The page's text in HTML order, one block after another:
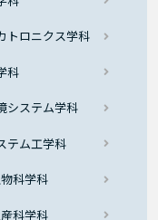
ロニクス学科
科
ステム学科
ム工学科
科学科
科学科